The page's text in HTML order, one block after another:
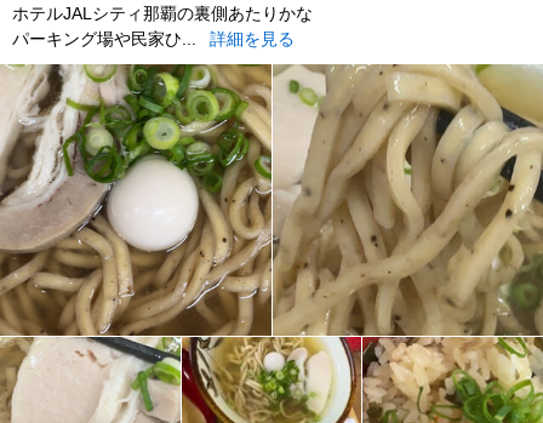
ホテルJALシティ那覇の裏側あたりかな
パーキング場や民家ひ...
詳細を見る